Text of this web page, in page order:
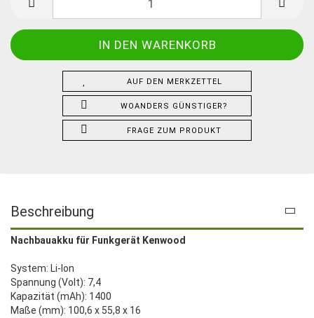
AUF DEN MERKZETTEL
WOANDERS GÜNSTIGER?
FRAGE ZUM PRODUKT
Beschreibung
Nachbauakku für Funkgerät Kenwood
System: Li-Ion
Spannung (Volt): 7,4
Kapazität (mAh): 1400
Maße (mm): 100,6 x 55,8 x 16